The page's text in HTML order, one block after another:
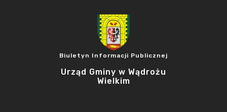
Biuletyn Informacji Publicznej
Urząd Gminy w Wądrożu
Wielkim